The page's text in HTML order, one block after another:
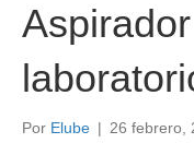
Por Elube | 26 febrero,